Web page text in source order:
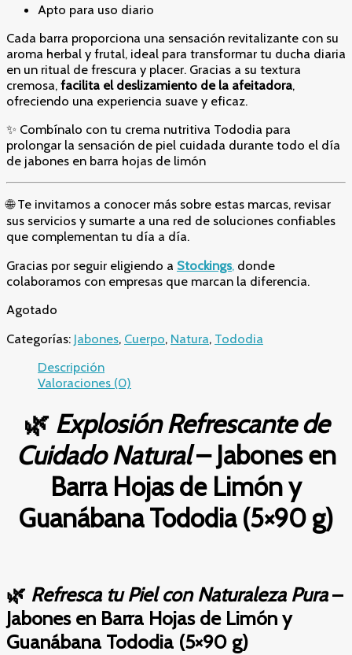
Apto para uso diario
Cada barra proporciona una sensación revitalizante con su
aroma herbal y frutal, ideal para transformar tu ducha diaria
en un ritual de frescura y placer. Gracias a su textura
cremosa, facilita el deslizamiento de la afeitadora,
ofreciendo una experiencia suave y eficaz.
✨ Combínalo con tu crema nutritiva Tododia para
prolongar la sensación de piel cuidada durante todo el día
de jabones en barra hojas de limón
🌐 Te invitamos a conocer más sobre estas marcas, revisar
sus servicios y sumarte a una red de soluciones confiables
que complementan tu día a día.
Gracias por seguir eligiendo a Stockings, donde
colaboramos con empresas que marcan la diferencia.
Agotado
Categorías: Jabones, Cuerpo, Natura, Tododia
Descripción
Valoraciones (0)
🌿 Explosión Refrescante de
Cuidado Natural– Jabones en
Barra Hojas de Limón y
Guanábana Tododia (5×90 g)
🌿 Refresca tu Piel con Naturaleza Pura–
Jabones en Barra Hojas de Limón y
Guanábana Tododia (5×90 g)